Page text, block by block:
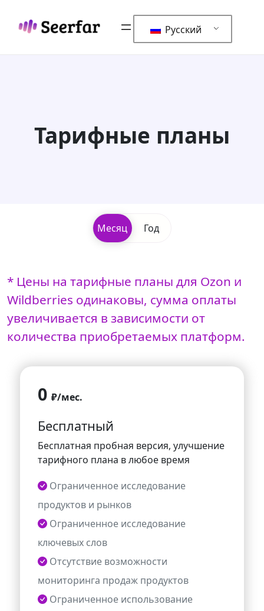
Русский
Тарифные планы
Месяц Год
* Цены на тарифные планы для Ozon и
Wildberries одинаковы, сумма оплаты
увеличивается в зависимости от
количества приобретаемых платформ.
0₽/мес.
Бесплатный
Бесплатная пробная версия, улучшение
тарифного плана в любое время
Ограниченное исследование
продуктов и рынков
Ограниченное исследование
ключевых слов
Отсутствие возможности
мониторинга продаж продуктов
Ограниченное использование